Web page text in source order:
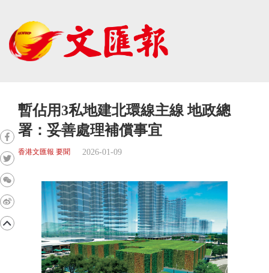
暫佔用3私地建北環線主線 地政總
署：妥善處理補償事宜
香港文匯報 要聞 2026-01-09